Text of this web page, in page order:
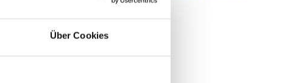
Über Cookies